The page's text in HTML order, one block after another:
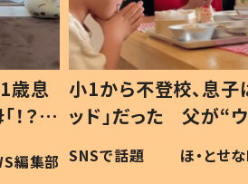
歳息
？」
編集部
小1から不登校、息子
ッド」だった 父が“
作り続ける理由とは
#令和の子
SNSで話題 ほ・とせ